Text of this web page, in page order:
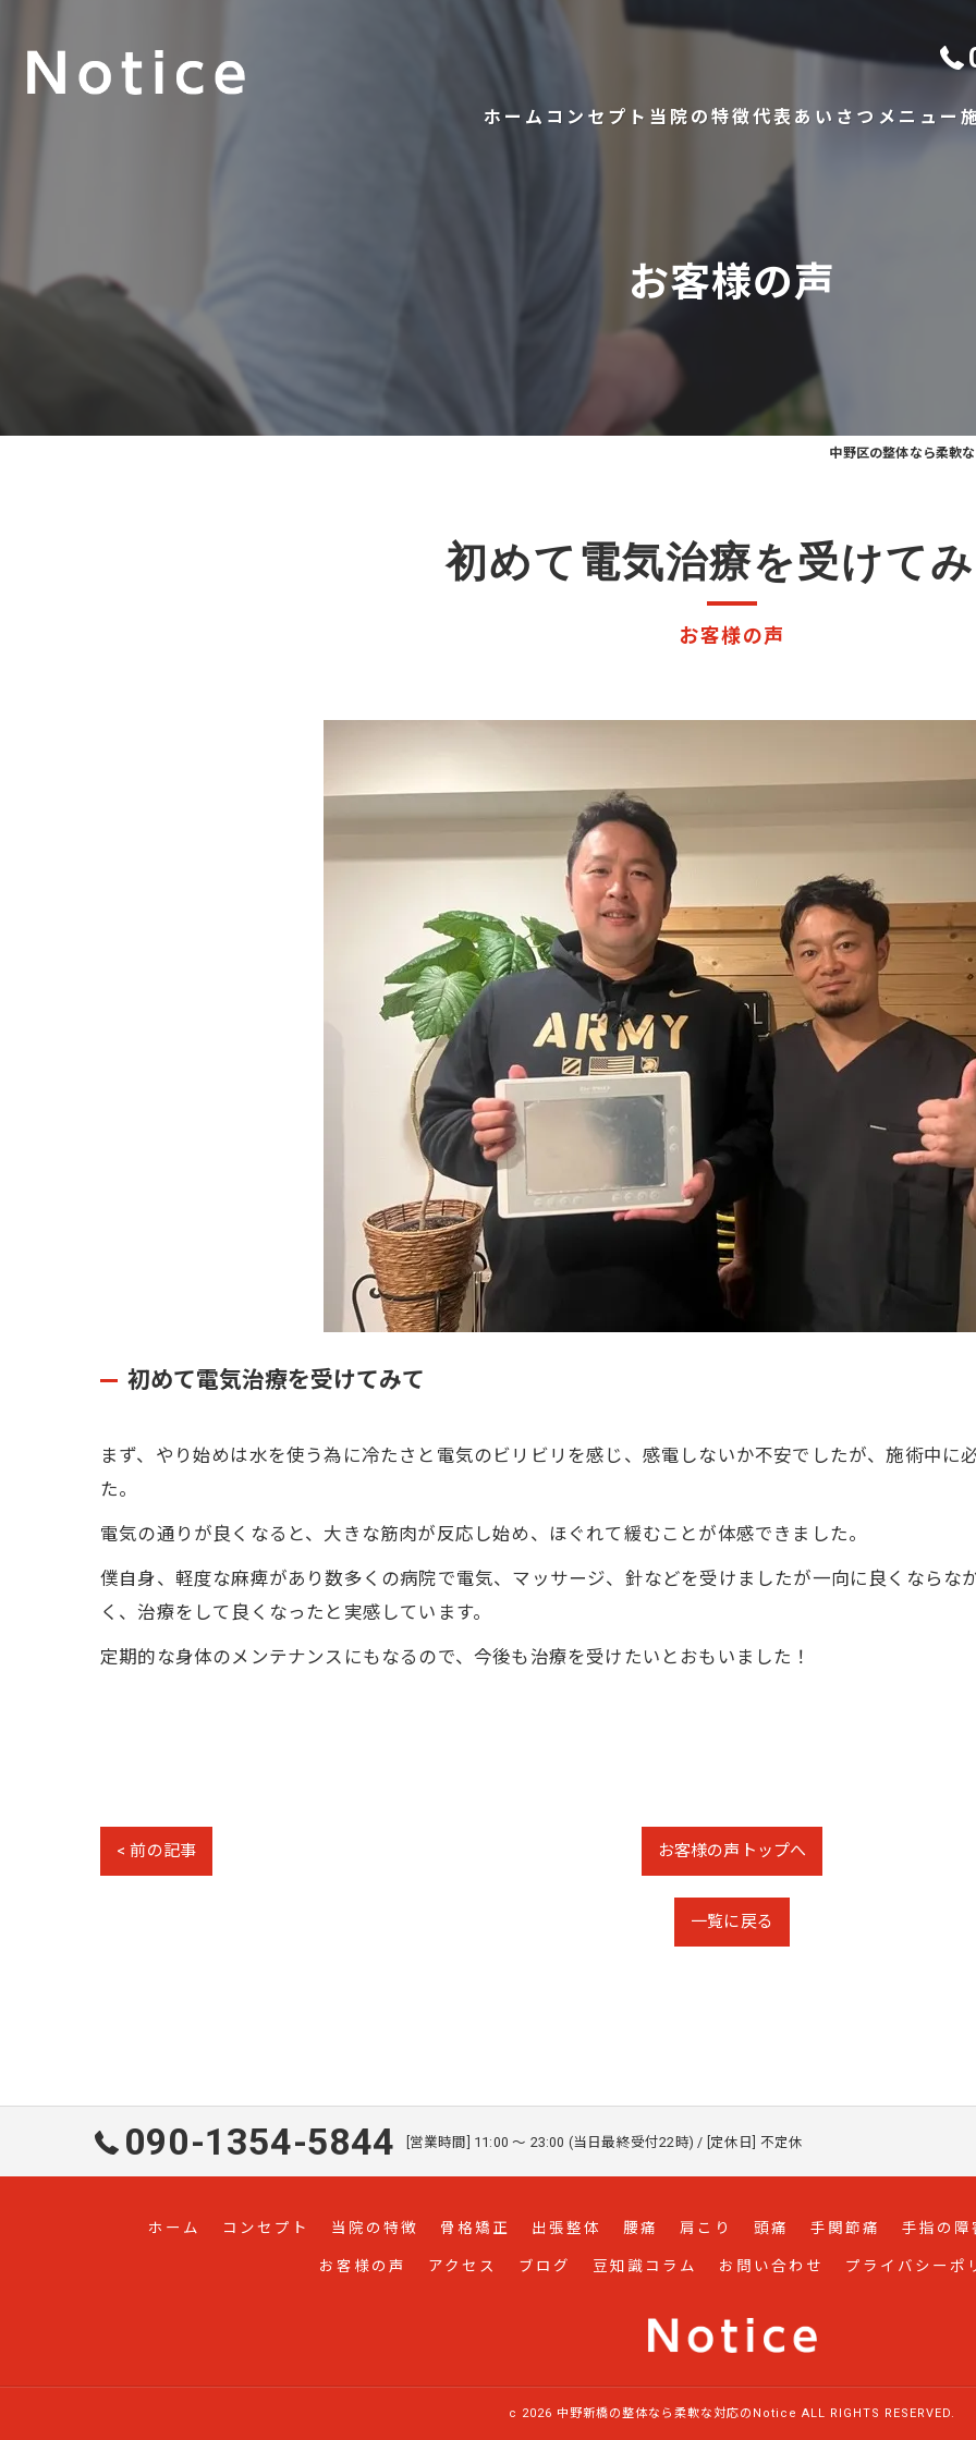
ホーム コンセプト 当院の特徴
出張整体
腰痛
肩こり
頭痛
代表あいさつ メニュー
お客様の声
中野区の整体なら柔軟
お客様の声
初めて電気治療を受けて
初めて電気治療を受けてみて
まず、やり始めは水を使う為に冷たさと電気のビリビリを感じ、感電しないか不安でしたが、施術中に
た。
電気の通りが良くなると、大きな筋肉が反応し始め、ほぐれて緩むことが体感できました。
僕自身、軽度な麻痺があり数多くの病院で電気、マッサージ、針などを受けましたが一向に良くならな
く、治療をして良くなったと実感しています。
定期的な身体のメンテナンスにもなるので、今後も治療を受けたいとおもいました！
< 前の記事 お客様の声トップへ
一覧に戻る
090-1354-5844 [営業時間] 11:00 〜 23:00 (当日最終受付22時) / [定休日] 不定休
ホーム コンセプト 当院の特徴 骨格矯正 出張整体 腰痛 肩こり 頭痛 手関節痛 手指の障
お客様の声 アクセス ブログ 豆知識コラム お問い合わせ プライバシーポ
c 2026 中野新橋の整体なら柔軟な対応のNotice ALL RIGHTS RESERVED.